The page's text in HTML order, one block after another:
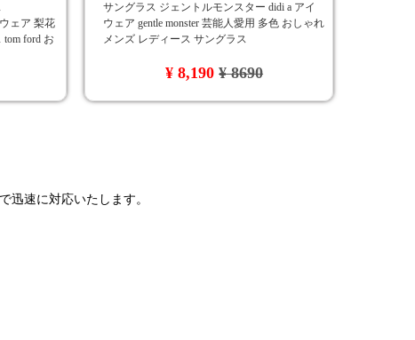
ェア 梨花
ford お
サングラス ジェントルモンスター didi a アイ
ウェア gentle monster 芸能人愛用 多色 おしゃれ
メンズ レディース サングラス
¥ 8,190¥ 8690
迅速に対応いたします。